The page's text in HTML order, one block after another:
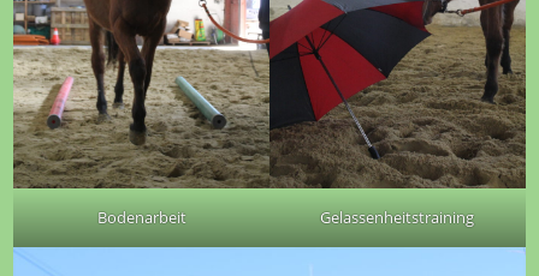
Bodenarbeit Gelassenheitstraining